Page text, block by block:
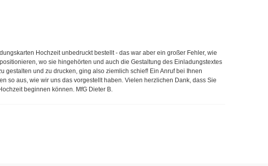
Hochzeit unbedruckt bestellt - das war aber ein großer Fehler, wie
wo sie hingehörten und auch die Gestaltung des Einladungstextes
und zu drucken, ging also ziemlich schief! Ein Anruf bei Ihnen
so aus, wie wir uns das vorgestellt haben. Vielen herzlichen Dank, dass Sie
beginnen können. MfG Dieter B.